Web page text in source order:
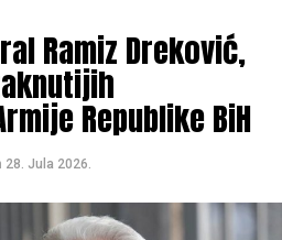
Prema trenutnim
toplotni talas će potrajati
, ali je riječ o periodu koji je
da bi prognoze bile potpuno
izbjegavaju duži boravak na
unose dovoljno tečnosti i
jer će naredni dani
Ramiz Dreković,
Republike BiH
28. Jula 2026.